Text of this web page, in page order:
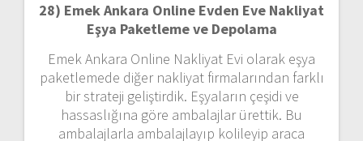
28) Emek Ankara Online Evden Eve Nakliyat
Eşya Paketleme ve Depolama
Emek Ankara Online Nakliyat Evi olarak eşya
paketlemede diğer nakliyat firmalarından farklı
bir strateji geliştirdik. Eşyaların çeşidi ve
hassaslığına göre ambalajlar ürettik. Bu
ambalajlarla ambalajlayıp kolileyip araca